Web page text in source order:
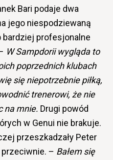
Bari podaje dwa
jego niespodziewaną
profesjonalne
W Sampdorii wygląda to
poprzednich klubach
się niepotrzebnie piłką,
trenerowi, że nie
na mnie. Drugi powód
w Genui nie brakuje.
przeszkadzały Peter
– Bałem się